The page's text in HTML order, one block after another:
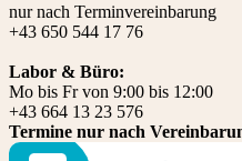
nur nach Terminvereinbarung
+43 650 544 17 76
Labor & Büro:
Mo bis Fr von 9:00 bis 12:00
+43 664 13 23 576
Termine nur nach